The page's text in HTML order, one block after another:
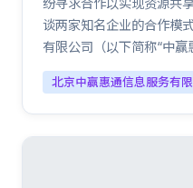
纷寻求合作以实现资源共
谈两家知名企业的合作模
有限公司（以下简称“中
北京中赢惠通信息服务有